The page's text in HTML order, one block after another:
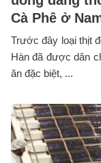
Cà Phê ở
Trước đây loại thịt
Hàn đã được dân
ăn đặc biệt, ...